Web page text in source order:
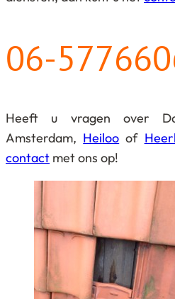
06-
Heeft u vragen over
Amsterdam, Heiloo of
contact met ons op!